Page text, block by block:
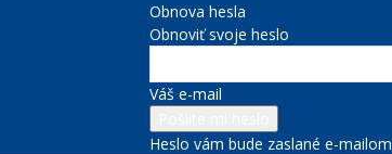
Obnova hesla
Obnoviť svoje heslo
Váš e-mail
Heslo vám bude zaslané e-mailom